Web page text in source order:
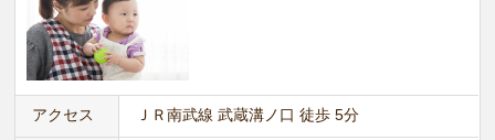
アクセス ＪＲ南武線 武蔵溝ノ口 徒歩 5分